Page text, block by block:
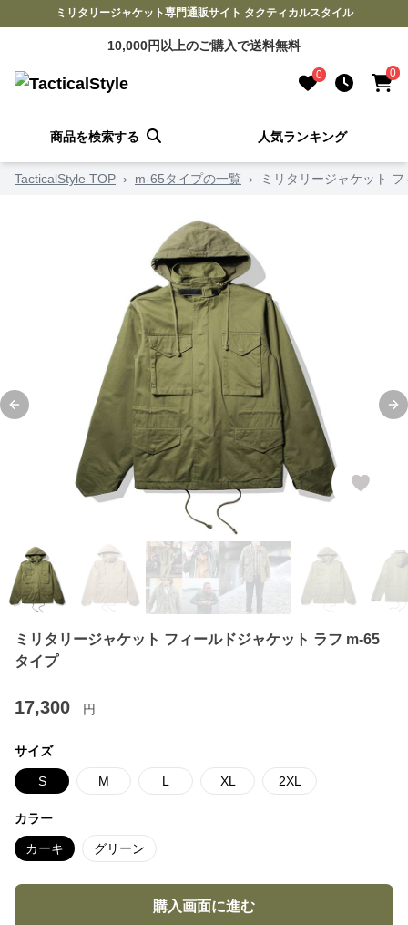
ミリタリージャケット専門通販サイト タクティカルスタイル
10,000円以上のご購入で送料無料
0 0
商品を検索する 人気ランキング
TacticalStyle TOP › m-65タイプの一覧 › ミリタリージャケット
Previous slide
ミリタリージャケット フィールドジャケット ラフ m-65
タイプ
17,300 円
サイズ
S M L XL 2XL
カラー
カーキ グリーン
購入画面に進む